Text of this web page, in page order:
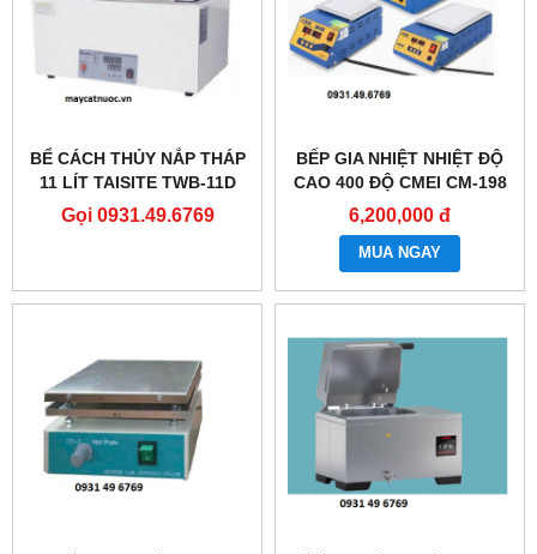
BỂ CÁCH THỦY NẮP THÁP
11 LÍT TAISITE TWB-11D
Gọi 0931.49.6769
BẾP GIA NHIỆT NHIỆT ĐỘ
CAO 400 ĐỘ CMEI CM-198
6,200,000 đ
MUA NGAY